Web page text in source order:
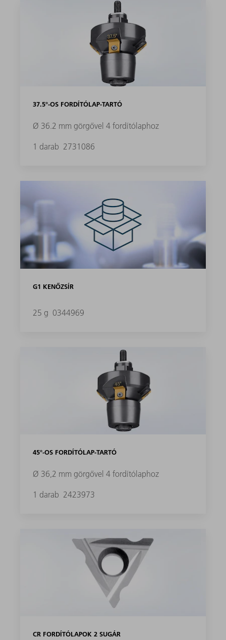
37.5°-OS FORDÍTÓLAP-TARTÓ
Ø 36.2 mm görgővel 4 fordítólaphoz
1 darab 2731086
G1 KENŐZSÍR
25 g 0344969
45°-OS FORDÍTÓLAP-TARTÓ
Ø 36,2 mm görgővel 4 fordítólaphoz
1 darab 2423973
CR FORDÍTÓLAPOK 2 SUGÁR